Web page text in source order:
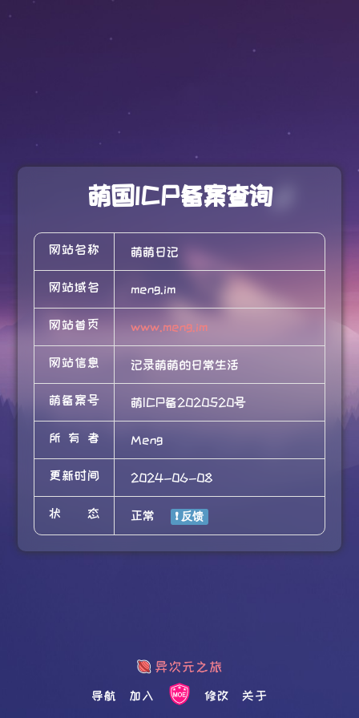
萌国ICP备案查询
网站名称 萌萌日记
网站域名 meng.im
网站首页 www.meng.im
网站信息 记录萌萌的日常生活
萌备案号 萌ICP备2020520号
所有者 Meng
更新时间 2024-06-08
状态 正常
导航 加入 修改 关于